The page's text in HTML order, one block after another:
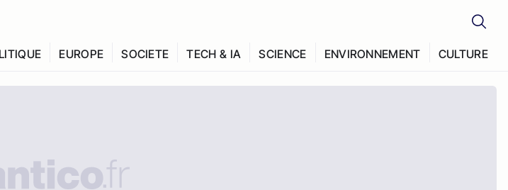
EUROPE SOCIETE TECH & IA SCIENCE ENVIRONNEMENT CULTURE